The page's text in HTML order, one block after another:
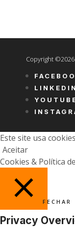
Copyright
LINKEDIN
Este site usa
Aceitar
Cookies & Política
FECHAR
Privacy